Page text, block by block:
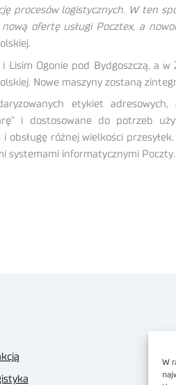
W
procesów logistycznych. W ten
ofertę usługi Pocztex, a
Ogonie pod Bydgoszczą, a
Nowe maszyny zostaną
etykiet
i dostosowane do potrzeb
różnej wielkości
systemami informatycznymi Poczty.